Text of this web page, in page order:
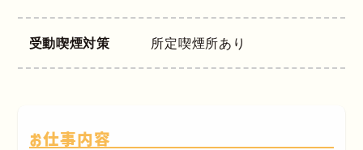
受動喫煙対策 所定喫煙所あり
お仕事内容